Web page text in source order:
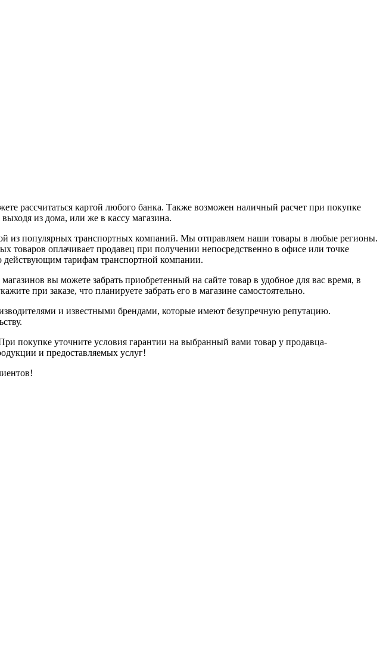
рассчитаться картой любого банка. Также возможен наличный расчет при покупке
из дома, или же в кассу магазина.
из популярных транспортных компаний. Мы отправляем наши товары в любые регионы.
товаров оплачивает продавец при получении непосредственно в офисе или точке
действующим тарифам транспортной компании.
вы можете забрать приобретенный на сайте товар в удобное для вас время, в
при заказе, что планируете забрать его в магазине самостоятельно.
и известными брендами, которые имеют безупречную репутацию.
покупке уточните условия гарантии на выбранный вами товар у продавца-
и предоставляемых услуг!